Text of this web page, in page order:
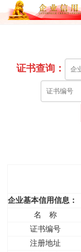
证书查询：
企业基本信用信息：
名 称
证书编号
注册地址